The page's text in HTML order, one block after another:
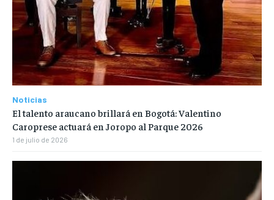
Noticias
El talento araucano brillará en Bogotá: Valentino
Caroprese actuará en Joropo al Parque 2026
1 de julio de 2026